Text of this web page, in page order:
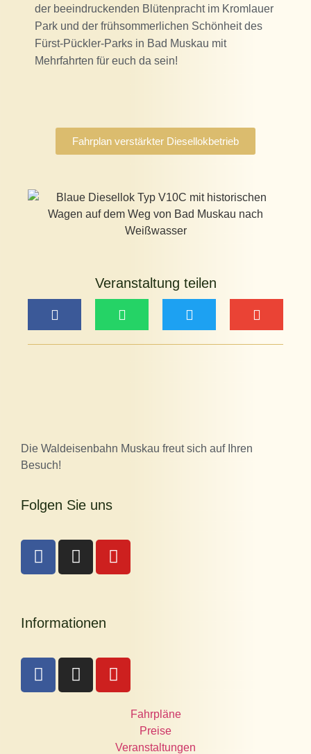
der beeindruckenden Blütenpracht im Kromlauer
Park und der frühsommerlichen Schönheit des
Fürst-Pückler-Parks in Bad Muskau mit
Mehrfahrten für euch da sein!
Fahrplan verstärkter Diesellokbetrieb
Veranstaltung teilen
Die Waldeisenbahn Muskau freut sich auf Ihren
Besuch!
Folgen Sie uns
Informationen
Fahrpläne
Preise
Veranstaltungen